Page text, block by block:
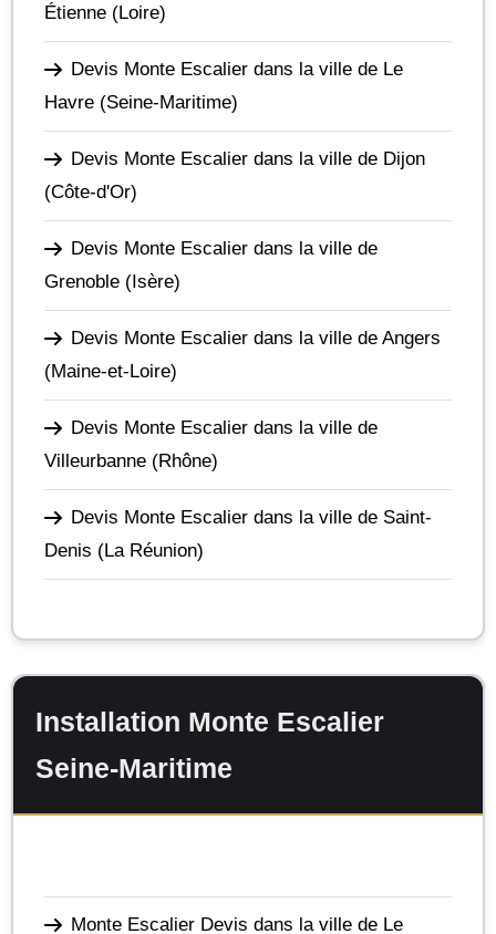
Étienne (Loire)
Devis Monte Escalier dans la ville de Le
Havre (Seine-Maritime)
Devis Monte Escalier dans la ville de Dijon
(Côte-d'Or)
Devis Monte Escalier dans la ville de
Grenoble (Isère)
Devis Monte Escalier dans la ville de Angers
(Maine-et-Loire)
Devis Monte Escalier dans la ville de
Villeurbanne (Rhône)
Devis Monte Escalier dans la ville de Saint-
Denis (La Réunion)
Installation Monte Escalier
Seine-Maritime
Monte Escalier Devis dans la ville de Le